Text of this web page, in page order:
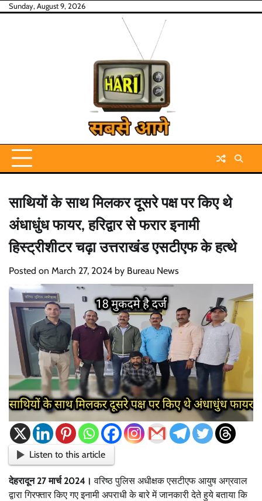
SkipSunday, August 9, 2026
साथियों के साथ मिलकर दूसरे पक्ष पर किए थे
अंधाधुंध फायर, हरिद्वार से फरार इनामी
हिस्ट्रीशीटर चढ़ा उत्तराखंड एसटीएफ के हत्थे
Posted on March 27, 2024 by Bureau News
Listen to this article
देहरादून 27 मार्च 2024। वरिष्ठ पुलिस अधीक्षक एसटीएफ आयुष अग्रवाल
द्वारा गिरफ्तार किए गए इनामी अपराधी के बारे में जानकारी देते हुये बताया कि